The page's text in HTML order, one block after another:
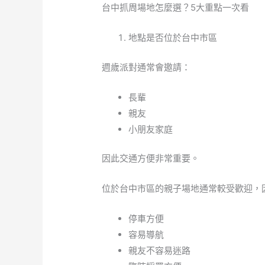
台中抓周場地怎麼選？5大重點一次看
地點是否位於台中市區
週歲派對通常會邀請：
長輩
親友
小朋友家庭
因此交通方便非常重要。
位於台中市區的親子場地通常較受歡迎，
停車方便
容易導航
親友不容易迷路